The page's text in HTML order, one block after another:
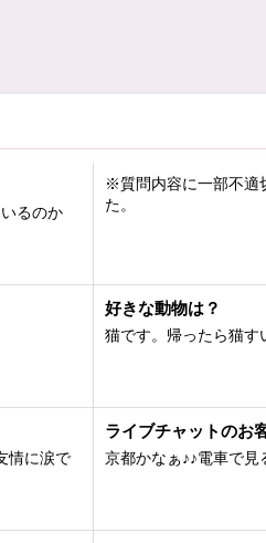
るのか
※質問内容に一部不適
た。
好きな動物は？
猫です。帰ったら猫す
情に涙で
ライブチャットのお
京都かなぁ♪♪電車で見